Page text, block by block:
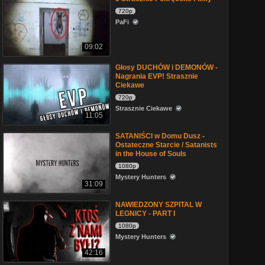
09:02
720p
PaFi
11:05
Głosy DUCHÓW i DEMONÓW -
Nagrania EVP! Strasznie
Ciekawe
720p
Strasznie Ciekawe
31:09
SATANIŚCI w Domu Dusz -
Ostateczne Starcie / Satanists
in the House of Souls
1080p
Mystery Hunters
42:16
NAWIEDZONY SZPITAL W
LEGNICY - PART I
1080p
Mystery Hunters